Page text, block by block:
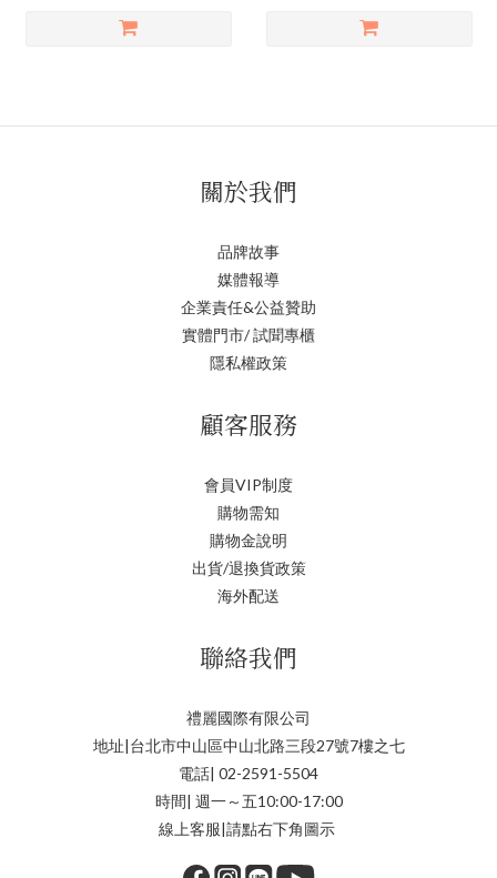
關於我們
品牌故事
媒體報導
企業責任&公益贊助
實體門市/ 試聞專櫃
隱私權政策
顧客服務
會員VIP制度
購物需知
購物金說明
出貨/退換貨政策
海外配送
聯絡我們
禮麗國際有限公司
地址|台北市中山區中山北路三段27號7樓之七
電話| 02-2591-5504
時間| 週一～五10:00-17:00
線上客服|請點右下角圖示